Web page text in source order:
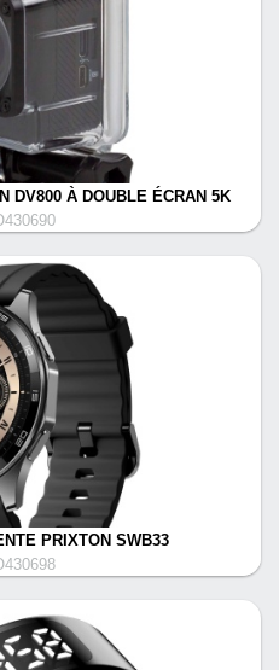
DV800 À DOUBLE ÉCRAN 5K
PRIXTON SWB33